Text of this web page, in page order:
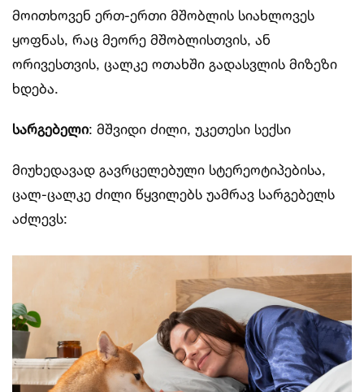
მოითხოვენ ერთ-ერთი მშობლის სიახლოვეს
ყოფნას, რაც მეორე მშობლისთვის, ან
ორივესთვის, ცალკე ოთახში გადასვლის მიზეზი
ხდება.
სარგებელი: მშვიდი ძილი, უკეთესი სექსი
მიუხედავად გავრცელებული სტერეოტიპებისა,
ცალ-ცალკე ძილი წყვილებს უამრავ სარგებელს
აძლევს: